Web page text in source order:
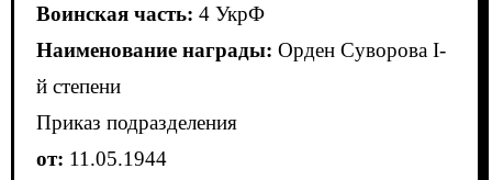
Воинская часть: 4 УкрФ
Наименование награды: Орден Суворова I-
й степени
Приказ подразделения
от: 11.05.1944